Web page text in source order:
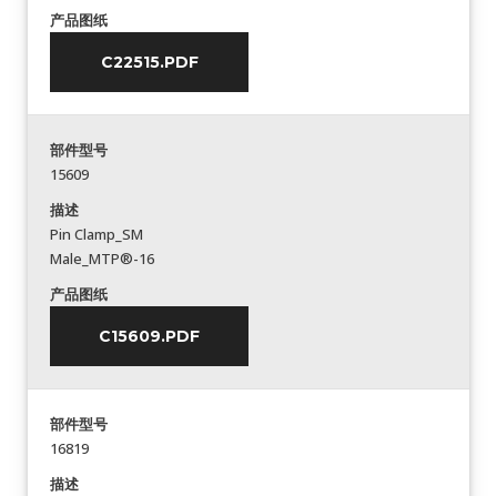
产品图纸
C22515.PDF
部件型号
15609
描述
Pin Clamp_SM
Male_MTP®-16
产品图纸
C15609.PDF
部件型号
16819
描述